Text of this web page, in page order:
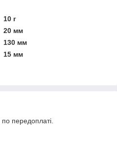
10 г
20 мм
130 мм
15 мм
по передоплаті.